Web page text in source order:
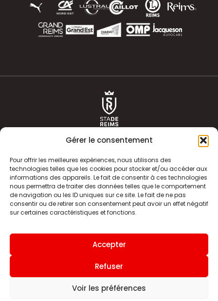
Gérer le consentement
Pour offrir les meilleures expériences, nous utilisons des
technologies telles que les cookies pour stocker et/ou accéder aux
informations des appareils. Le fait de consentir à ces technologies
nous permettra de traiter des données telles que le comportement
de navigation ou les ID uniques sur ce site. Le fait de ne pas
consentir ou de retirer son consentement peut avoir un effet négatif
sur certaines caractéristiques et fonctions.
Accepter
Refuser
Voir les préférences
ACTUALITÉS
CLUB
BOUTIQUE
HISTOIRE
ÉQUIPE PREMIERE
INFOS ET CONTACT